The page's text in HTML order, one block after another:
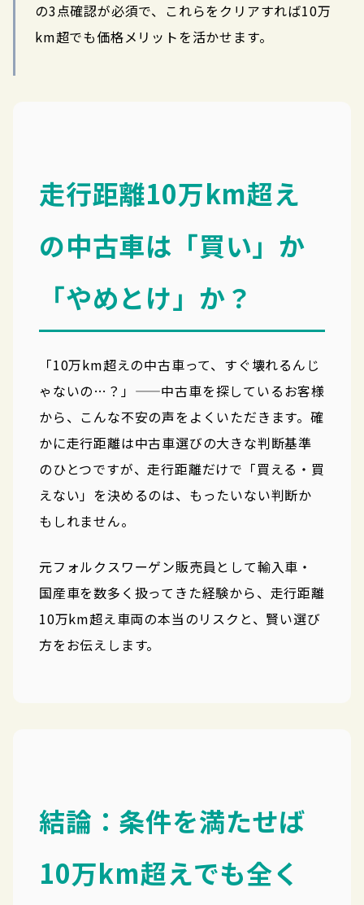
の3点確認が必須で、これらをクリアすれば10万
km超でも価格メリットを活かせます。
走行距離10万km超え
の中古車は「買い」か
「やめとけ」か？
「10万km超えの中古車って、すぐ壊れるんじ
ゃないの…？」——中古車を探しているお客様
から、こんな不安の声をよくいただきます。確
かに走行距離は中古車選びの大きな判断基準
のひとつですが、走行距離だけで「買える・買
えない」を決めるのは、もったいない判断か
もしれません。
元フォルクスワーゲン販売員として輸入車・
国産車を数多く扱ってきた経験から、走行距離
10万km超え車両の本当のリスクと、賢い選び
方をお伝えします。
結論：条件を満たせば
10万km超えでも全く